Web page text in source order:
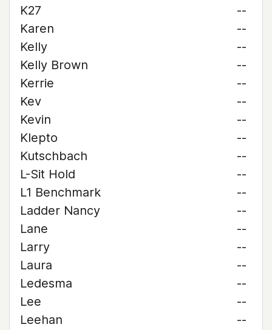
K27
--
Karen
--
Kelly
--
Kelly Brown
--
Kerrie
--
Kev
--
Kevin
--
Klepto
--
Kutschbach
--
L-Sit Hold
--
L1 Benchmark
--
Ladder Nancy
--
Lane
--
Larry
--
Laura
--
Ledesma
--
Lee
--
Leehan
--